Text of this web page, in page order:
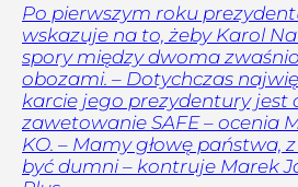
Po pierwszym roku
wskazuje na to, żeby Karol
spory między dwoma
obozami. – Dotychczas
karcie jego prezydentury jest
zawetowanie SAFE – ocenia
KO. – Mamy głowę państwa,
być dumni – kontruje Marek